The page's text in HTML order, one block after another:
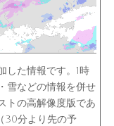
した情報です。1時
雪などの情報を併せ
トの高解像度版であ
30分より先の予